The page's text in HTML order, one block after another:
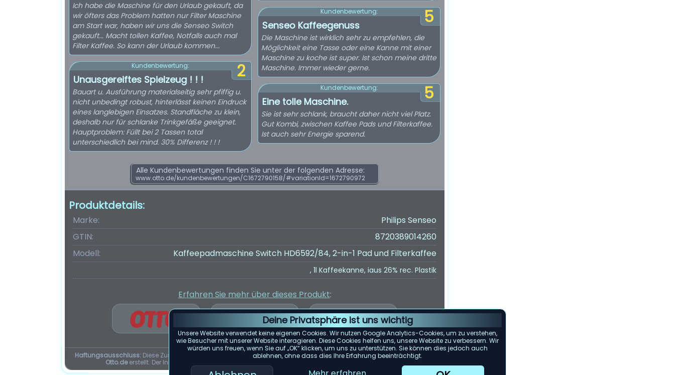
Deine Privatsphäre ist uns wichtig
Unsere Website verwendet keine eigenen Cookies. Wir nutzen Google Analytics-Cookies, um zu verstehen,
wie Besucher mit unserer Website interagieren. Diese Cookies helfen uns, unsere Website zu verbessern. Wir
würden uns freuen, wenn Sie auf „OK“ klicken, um uns zu unterstützen. Sie können dies jedoch auch
ablehnen, ohne dass dies Ihre Erfahrung beeinträchtigt.
Ich habe die Maschine für den Urlaub gekauft, da
wir öfters das Problem hatten nur Filter Maschine
am Start war, haben wir uns die Senseo Switch
gekauft... Macht tollen Kaffee, Notfalls auch mal
Filter Kaffee. So kann der Urlaub kommen...
2
Kundenbewertung:
Unausgereiftes Spielzeug ! ! !
Bauart u. Ausführung materialseitig sehr pfiffig u.
nicht unbedingt robust, hinterlässt keinen Eindruck
eines langlebigen Einsatzes. Standfläche zu klein,
deshalb nur für schlanke Trinkgefäße geeignet.
Hauptproblem: Füllt bei 2 Tassen total
unterschiedlich bei mind. 30% Differenz ! ! !
5
Kundenbewertung:
Senseo Kaffeegenuss
Die Maschine ist wirklich sehr zu empfehlen, die
Möglichkeit eine Tasse oder eine Kanne mit einer
Maschine zu koche ist super. Ist schon meine dritte
Maschine. Immer wieder gerne.
5
Kundenbewertung:
Eine tolle Maschine.
Sie ist sehr schlank, braucht daher nicht viel Platz.
Gut Kombi, zwischen Kaffee Pads und Filterkaffee.
Ist auch sehr Energie sparend.
Alle Kundenbewertungen finden Sie unter der folgenden Adresse:
www.otto.de/kundenbewertungen/C1672790158/#variationId=1672790972
Produktdetails:
Marke:
Philips Senseo
GTIN:
8720389014260
Modell:
Kaffeepadmaschine Switch HD6592/84, 2-in-1 Pad und Filterkaffee
, 1l Kaffeekanne, iaus 26% rec. Plastik
Erfahren Sie mehr über dieses Produkt:
Haftungsausschluss:Diese Zusammenfassung der Kundenbewertungen wurde auf Grundlage von Bewertungen von
Otto.deerstellt. Der Inhalt dieser Seite spiegelt die zum 05.05.2025 verfügbaren Bewertungen wider.